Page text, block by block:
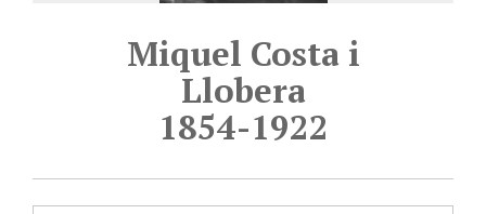
Miquel Costa i
Llobera
1854-1922